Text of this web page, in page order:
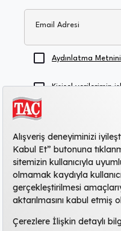
Email Adresi
Aydınlatma Metnini
Kişisel verilerimin
kullanılmasına,
yurtiçi hizmet
açık rıza veriyorum .